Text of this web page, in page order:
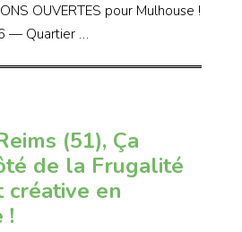
OUVERTES pour Mulhouse !
— Quartier …
(51), Ça
de la Frugalité
créative en
!